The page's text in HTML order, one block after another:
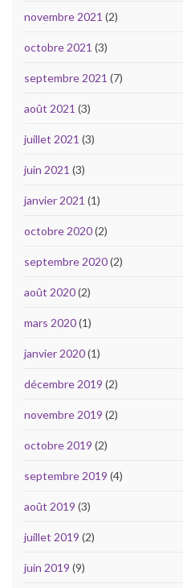
novembre 2021 (2)
octobre 2021 (3)
septembre 2021 (7)
août 2021 (3)
juillet 2021 (3)
juin 2021 (3)
janvier 2021 (1)
octobre 2020(2)
septembre 2020(2)
août 2020(2)
mars 2020(1)
janvier 2020(1)
décembre 2019 (2)
novembre 2019 (2)
octobre 2019 (2)
septembre 2019 (4)
août 2019 (3)
juillet 2019 (2)
juin 2019 (9)